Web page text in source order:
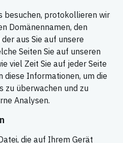
besuchen, protokollieren wir
Domänennamen, den
aus Sie auf unsere
Seiten Sie auf unseren
viel Zeit Sie auf jeder Seite
diese Informationen, um die
zu überwachen und zu
Analysen.
die auf Ihrem Gerät